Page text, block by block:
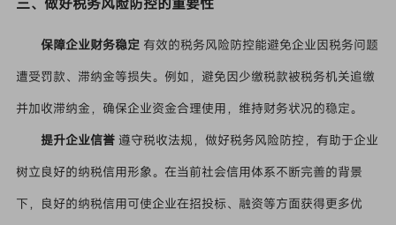
保障企业财务稳定 有效的税务风险防控能避免企业因税务问题
遭受罚款、滞纳金等损失。例如，避免因少缴税款被税务机关追缴
并加收滞纳金，确保企业资金合理使用，维持财务状况的稳定。
提升企业信誉遵守税收法规，做好税务风险防控，有助于企业
树立良好的纳税信用形象。在当前社会信用体系不断完善的背景
下，良好的纳税信用可使企业在招投标、融资等方面获得更多优